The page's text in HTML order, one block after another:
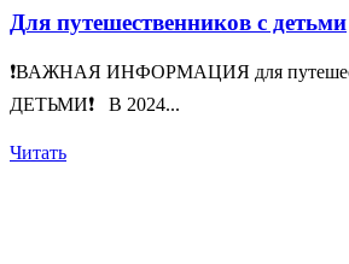
Для путешественников с детьми
❗️ВАЖНАЯ ИНФОРМАЦИЯ для
ДЕТЬМИ❗️ В 2024...
Читать